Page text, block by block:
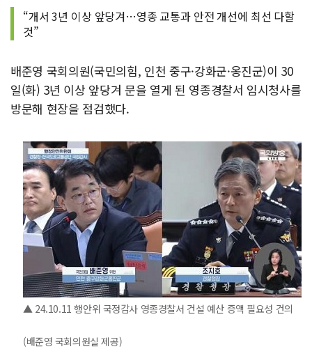
“개서 3년 이상 앞당겨…영종 교통과 안전 개선에 최선 다할
것”
배준영 국회의원(국민의힘, 인천 중구·강화군·옹진군)이 30
일(화) 3년 이상 앞당겨 문을 열게 된 영종경찰서 임시청사를
방문해 현장을 점검했다.
▲ 24.10.11 행안위 국정감사 영종경찰서 건설 예산 증액 필요성 건의
(배준영 국회의원실 제공)